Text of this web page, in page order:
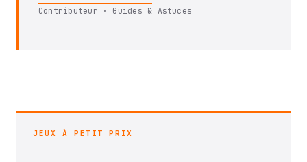
Contributeur · Guides & Astuces
JEUX À PETIT PRIX